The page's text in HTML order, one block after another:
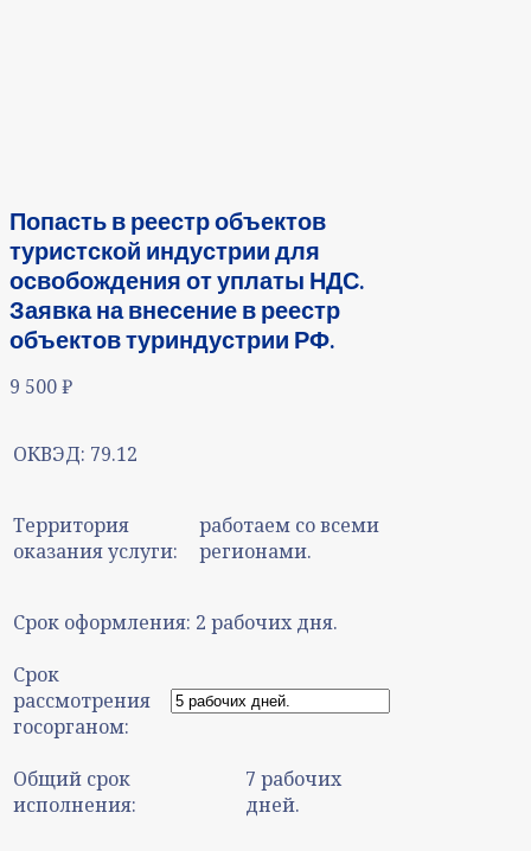
Попасть в реестр объектов
туристской индустрии для
освобождения от уплаты НДС.
Заявка на внесение в реестр
объектов туриндустрии РФ.
9 500₽
ОКВЭД: 79.12
Территория
оказания услуги:
работаем со всеми
регионами.
Срок оформления: 2 рабочих дня.
Срок
рассмотрения
госорганом:
Общий срок
исполнения:
7 рабочих
дней.